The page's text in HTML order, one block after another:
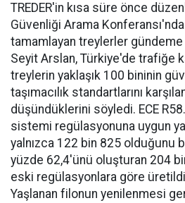
TREDER'in kısa süre önce
Güvenliği Arama
tamamlayan treylerler gündeme
Seyit Arslan, Türkiye'de trafiğe
treylerin yaklaşık 100 bininin
taşımacılık standartlarını
düşündüklerini söyledi. ECE
sistemi regülasyonuna uygun
yalnızca 122 bin 825 olduğunu
yüzde 62,4'ünü oluşturan 204
eski regülasyonlara göre
Yaşlanan filonun yenilenmesi